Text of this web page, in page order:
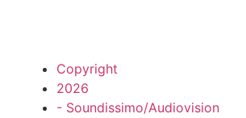
Copyright
2026
- Soundissimo/Audiovision